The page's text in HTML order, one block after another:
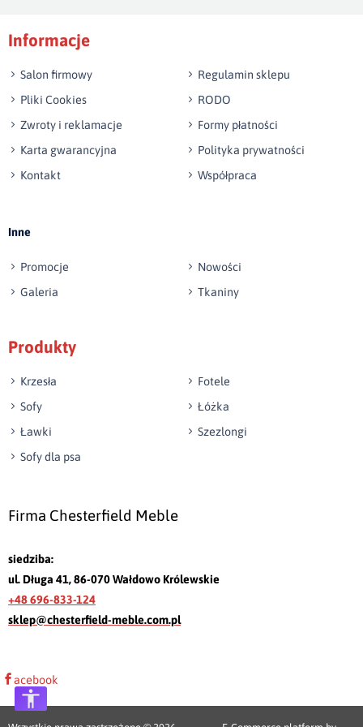
Wyślij opinię
Informacje
Salon firmowy
Regulamin sklepu
Pliki Cookies
RODO
Zwroty i reklamacje
Formy płatności
Karta gwarancyjna
Polityka prywatności
Kontakt
Współpraca
Inne
Promocje
Nowości
Galeria
Tkaniny
Produkty
Krzesła
Fotele
Sofy
Łóżka
Ławki
Szezlongi
Sofy dla psa
Firma Chesterfield Meble
siedziba:
ul. Długa 41, 86-070 Wałdowo Królewskie
+48 696-833-124
sklep@chesterfield-meble.com.pl
acebook